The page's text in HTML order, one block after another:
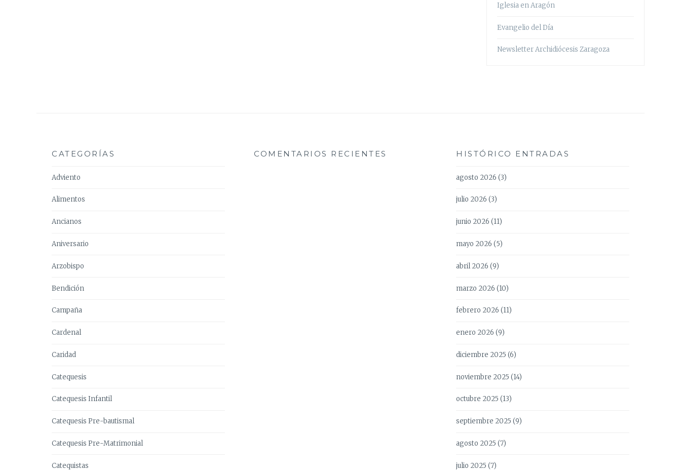
Iglesia en Aragón
Evangelio del Día
Newsletter Archidiócesis Zaragoza
CATEGORÍAS
Adviento
Alimentos
Ancianos
Aniversario
Arzobispo
Bendición
Campaña
Cardenal
Caridad
Catequesis
Catequesis Infantil
Catequesis Pre-bautismal
Catequesis Pre-Matrimonial
Catequistas
COMENTARIOS RECIENTES HISTÓRICO ENTRADAS
agosto 2026 (3)
julio 2026 (3)
junio 2026 (11)
mayo 2026 (5)
abril 2026 (9)
marzo 2026 (10)
febrero 2026 (11)
enero 2026 (9)
diciembre 2025 (6)
noviembre 2025 (14)
octubre 2025 (13)
septiembre 2025 (9)
agosto 2025 (7)
julio 2025 (7)